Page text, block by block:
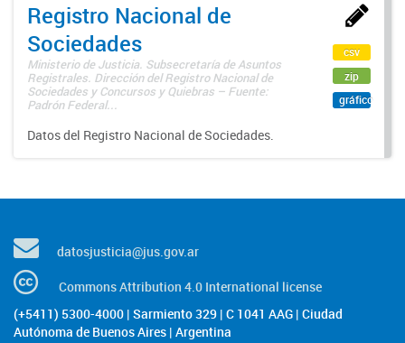
Registro Nacional de
Sociedades
Ministerio de Justicia. Subsecretaría de Asuntos
Registrales. Dirección del Registro Nacional de
Sociedades y Concursos y Quiebras – Fuente:
Padrón Federal...
Datos del Registro Nacional de Sociedades.
csv
zip
gráfico
datosjusticia@jus.gov.ar
Commons Attribution 4.0 International license
(+5411) 5300-4000 | Sarmiento 329 | C 1041 AAG | Ciudad
Autónoma de Buenos Aires | Argentina